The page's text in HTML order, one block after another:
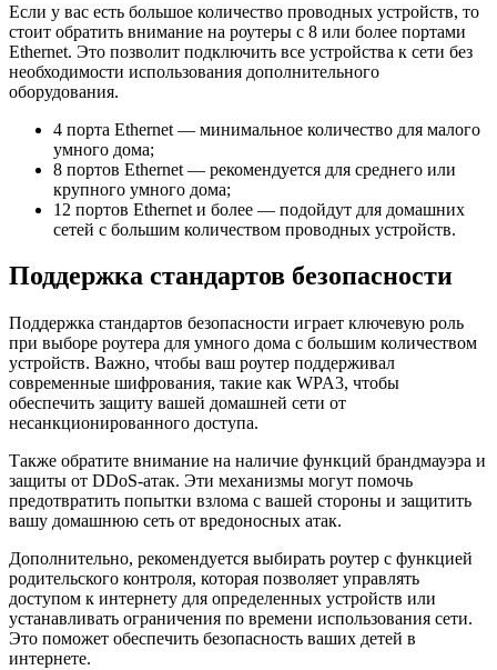
Если у вас есть большое количество проводных устройств, то
стоит обратить внимание на роутеры с 8 или более портами
Ethernet. Это позволит подключить все устройства к сети без
необходимости использования дополнительного
оборудования.
4 порта Ethernet — минимальное количество для малого
умного дома;
8 портов Ethernet — рекомендуется для среднего или
крупного умного дома;
12 портов Ethernet и более — подойдут для домашних
сетей с большим количеством проводных устройств.
Поддержка стандартов безопасности
Поддержка стандартов безопасности играет ключевую роль
при выборе роутера для умного дома с большим количеством
устройств. Важно, чтобы ваш роутер поддерживал
современные шифрования, такие как WPA3, чтобы
обеспечить защиту вашей домашней сети от
несанкционированного доступа.
Также обратите внимание на наличие функций брандмауэра и
защиты от DDoS-атак. Эти механизмы могут помочь
предотвратить попытки взлома с вашей стороны и защитить
вашу домашнюю сеть от вредоносных атак.
Дополнительно, рекомендуется выбирать роутер с функцией
родительского контроля, которая позволяет управлять
доступом к интернету для определенных устройств или
устанавливать ограничения по времени использования сети.
Это поможет обеспечить безопасность ваших детей в
интернете.